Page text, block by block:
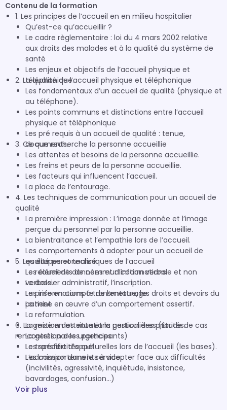
Contenu de la formation
1. Les principes de l’accueil en en milieu hospitalier
Qu’est-ce qu’accueillir ?
Le cadre règlementaire : loi du 4 mars 2002 relative
aux droits des malades et à la qualité du système de
santé
Les enjeux et objectifs de l’accueil physique et
téléphonique.
2. La qualité de l’accueil physique et téléphonique
Les fondamentaux d’un accueil de qualité (physique et
au téléphone).
Les points communs et distinctions entre l’accueil
physique et téléphonique
Les pré requis à un accueil de qualité : tenue,
documents.
3. Ce que recherche la personne accueillie
Les attentes et besoins de la personne accueillie.
Les freins et peurs de la personne accueillie.
Les facteurs qui influencent l’accueil.
La place de l’entourage.
4. Les techniques de communication pour un accueil de
qualité
La première impression : L’image donnée et l’image
perçue du personnel par la personne accueillie.
La bientraitance et l’empathie lors de l’accueil.
Les comportements à adopter pour un accueil de
qualité personnalisé.
Les éléments de communication verbale et non
verbale.
La prise en compte de l’entourage.
La mise en œuvre d’un comportement assertif.
5. Les étapes et techniques de l’accueil
Le recueil de données et d’informations.
Le dossier administratif, l’inscription.
Les informations à transmettre, les droits et devoirs du
patient.
La reformulation.
La mise en attente et la gestion des priorités.
La gestion des urgences.
Le transfert d’appel.
L’admission dans le service.
6. La gestion des situations particulières (Etude de cas
rencontrés par les participants)
Les spécificités culturelles lors de l’accueil (les bases).
Les comportements à adopter face aux difficultés
(incivilités, agressivité, inquiétude, insistance,
bavardages, confusion…)
Voir plus